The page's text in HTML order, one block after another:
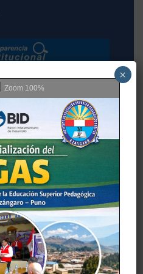
Zoom 100%
×